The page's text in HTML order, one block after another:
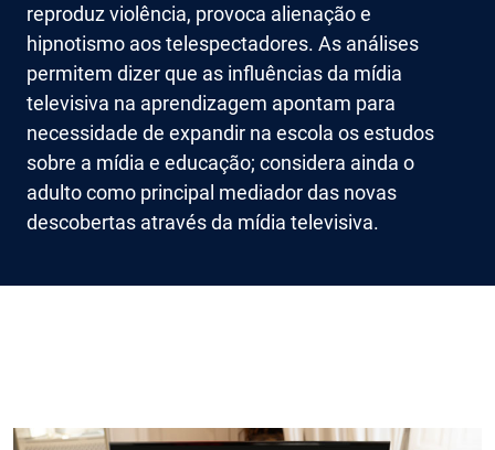
reproduz violência, provoca alienação e
hipnotismo aos telespectadores. As análises
permitem dizer que as influências da mídia
televisiva na aprendizagem apontam para
necessidade de expandir na escola os estudos
sobre a mídia e educação; considera ainda o
adulto como principal mediador das novas
descobertas através da mídia televisiva.
Imagem de capa